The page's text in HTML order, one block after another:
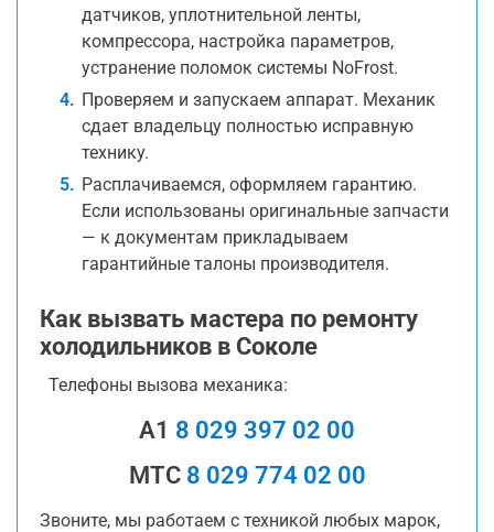
датчиков, уплотнительной ленты,
компрессора, настройка параметров,
устранение поломок системы NoFrost.
Проверяем и запускаем аппарат. Механик
сдает владельцу полностью исправную
технику.
Расплачиваемся, оформляем гарантию.
Если использованы оригинальные запчасти
— к документам прикладываем
гарантийные талоны производителя.
Как вызвать мастера по ремонту
холодильников в Соколе
Телефоны вызова механика:
A1 8 029 397 02 00
МТС 8 029 774 02 00
Звоните, мы работаем с техникой любых марок,